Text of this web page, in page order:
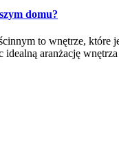
domu?
to wnętrze, które
aranżację